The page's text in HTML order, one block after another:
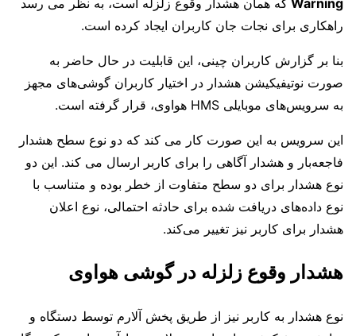
Warning که همان هشدار وقوع زلزله است، به نظر می رسد
راهکاری برای نجات جان کاربران ایجاد کرده است.
بنا بر گزارش کاربران چینی، این قابلیت در حال حاضر به
صورت نوتیفیکیشن هشدار در اختیار کاربران گوشی‌های مجهز
به سرویس‌های موبایلی HMS هواوی، قرار گرفته است.
این سرویس به این صورت کار می کند که دو نوع سطح هشدار
فاجعه‌بار و هشدار آگاهی را برای کاربر ارسال می کند. این دو
نوع هشدار برای دو سطح متفاوت از خطر بوده و متناسب با
نوع داده‌های دریافت شده برای حادثه احتمالی، نوع اعلان
هشدار برای کاربر نیز تغییر می‌کند.
هشدار وقوع زلزله در گوشی هواوی
نوع هشدار به کاربر نیز از طریق پخش آلارم توسط دستگاه و